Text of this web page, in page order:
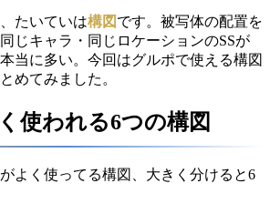
たいていは構図 です。被写体の配置を
じキャラ・同じロケーションのSSが
当に多い。今回はグルポで使える構図
めてみました。
使われる6つの構図
よく使ってる構図、大きく分けると6